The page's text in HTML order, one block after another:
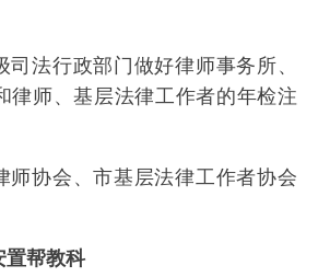
司法行政部门做好律师事务所、
律师、基层法律工作者的年检注
师协会、市基层法律工作者协会
置帮教科